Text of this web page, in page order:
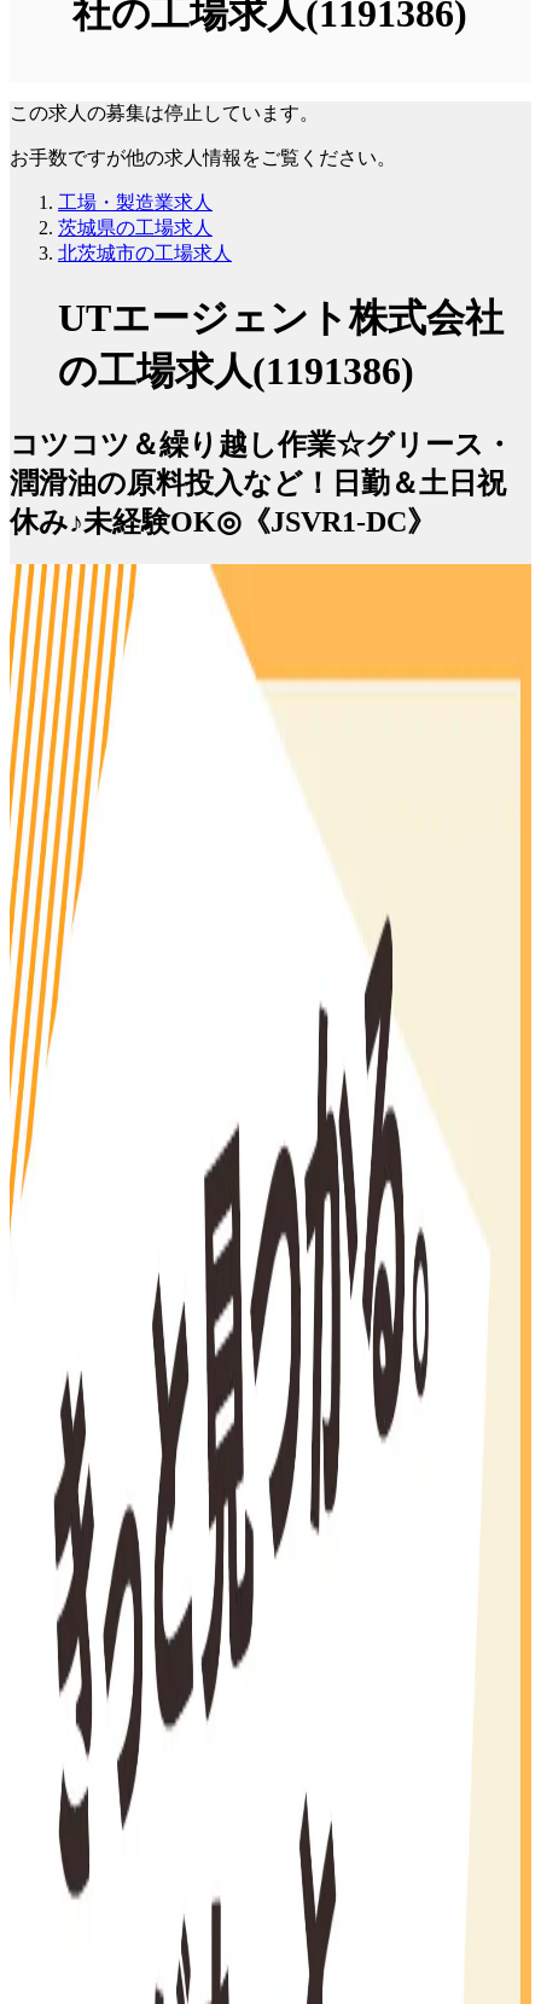
社の工場求人(1191386)
この求人の募集は停止しています。
お手数ですが他の求人情報をご覧ください。
工場・製造業求人
茨城県の工場求人
北茨城市の工場求人
UTエージェント株式会社
の工場求人(1191386)
コツコツ＆繰り越し作業☆グリース・
潤滑油の原料投入など！日勤＆土日祝
休み♪未経験OK◎《JSVR1-DC》